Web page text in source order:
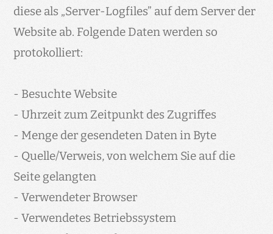
diese als „Server-Logfiles” auf dem Server der
Website ab. Folgende Daten werden so
protokolliert:
- Besuchte Website
- Uhrzeit zum Zeitpunkt des Zugriffes
- Menge der gesendeten Daten in Byte
- Quelle/Verweis, von welchem Sie auf die
Seite gelangten
- Verwendeter Browser
- Verwendetes Betriebssystem